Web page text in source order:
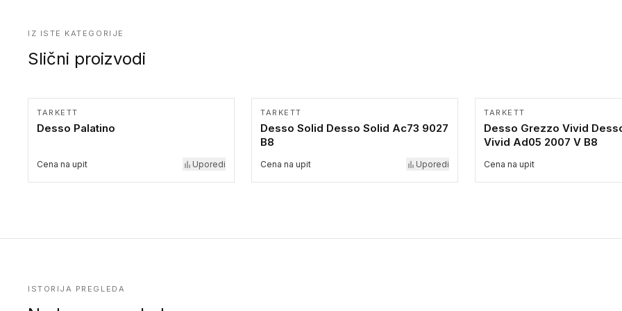
IZ ISTE KATEGORIJE
Slični proizvodi
TARKETT
Desso Palatino
Cena na upit Uporedi
TARKETT
Desso Solid Desso Solid Ac73 9027
B8
Cena na upit Uporedi
TARKETT
Desso Grezzo Vivid
Vivid Ad05 2007 V B8
Cena na upit
ISTORIJA PREGLEDA